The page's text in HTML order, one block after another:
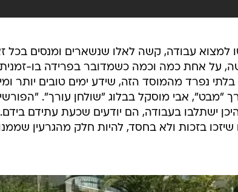
למצוא עבודה, קשה לאלו שנשארים ומנסים בכל
על אחת כמה וכמה כשמדובר בפרידה בו-זמנית
נפרד מהמוסד הזה, שידע ימים טובים יותר ומי
"מבט", אבי מוסקל בבלוג "שולחן עורך".
ישתלבו בעבודה, הם יודעים שכעת עתידם בידם.
בזכות ולא בחסד, להיות חלק מהגרעין